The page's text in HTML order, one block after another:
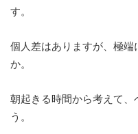
す。
個人差はありますが、極
か。
朝起きる時間から考えて、
う。